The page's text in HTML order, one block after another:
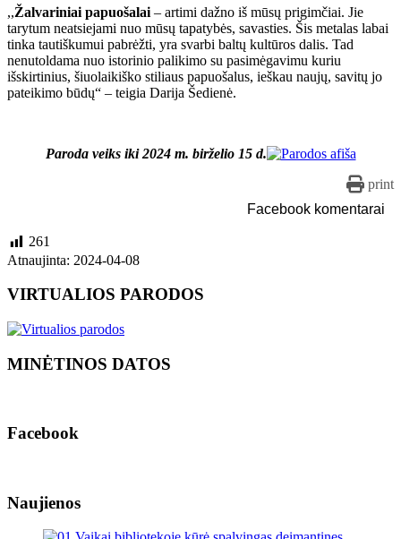
,,Žalvariniai papuošalai – artimi dažno iš mūsų prigimčiai. Jie
tarytum neatsiejami nuo mūsų tapatybės, savasties. Šis metalas labai
tinka tautiškumui pabrėžti, yra svarbi baltų kultūros dalis. Tad
nenutoldama nuo istorinio palikimo su pasimėgavimu kuriu
išskirtinius, šiuolaikiško stiliaus papuošalus, ieškau naujų, savitų jo
pateikimo būdų“ – teigia Darija Šedienė.
Paroda veiks iki 2024 m. birželio 15 d.
print
Facebook komentarai
261
Atnaujinta: 2024-04-08
VIRTUALIOS PARODOS
MINĖTINOS DATOS
Facebook
Naujienos